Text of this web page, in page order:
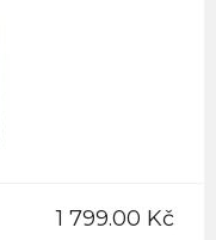
1 799.00 Kč